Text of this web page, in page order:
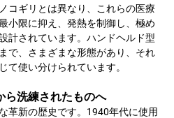
コギリとは異なり、これらの医療
小限に抑え、発熱を制御し、極め
計されています。ハンドヘルド型
で、さまざまな形態があり、それ
て使い分けられています。
ら洗練されたものへ
革新の歴史です。1940年代に使用